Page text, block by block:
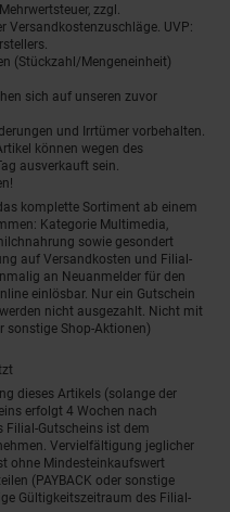
zzgl.
Versandkostenzuschläge. UVP:
(Stückzahl/Mengeneinheit)
sich auf unseren zuvor
und Irrtümer vorbehalten.
können wegen des
ausverkauft sein.
komplette Sortiment ab einem
Kategorie Multimedia,
sowie gesondert
auf Versandkosten und Filial-
an Neuanmelder für den
einlösbar. Nur ein Gutschein
nicht ausgezahlt. Nicht mit
sonstige Shop-Aktionen)
dieses Artikels (solange der
erfolgt 4 Wochen nach
Filial-Gutscheins ist dem
Vervielfältigung jeglicher
ohne Mindesteinkaufswert
(PAYBACK oder sonstige
Gültigkeitszeitraum des Filial-